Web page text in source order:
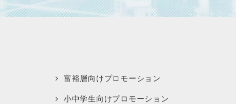
富裕層向けプロモーション
小中学生向けプロモーション